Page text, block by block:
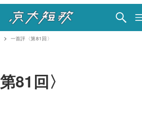
一首評〈第81回〉
81回〉